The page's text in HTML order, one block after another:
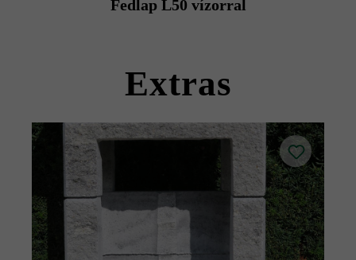
kövekkel együtt szállítható).
Fedlap L50 vízorral
Extras